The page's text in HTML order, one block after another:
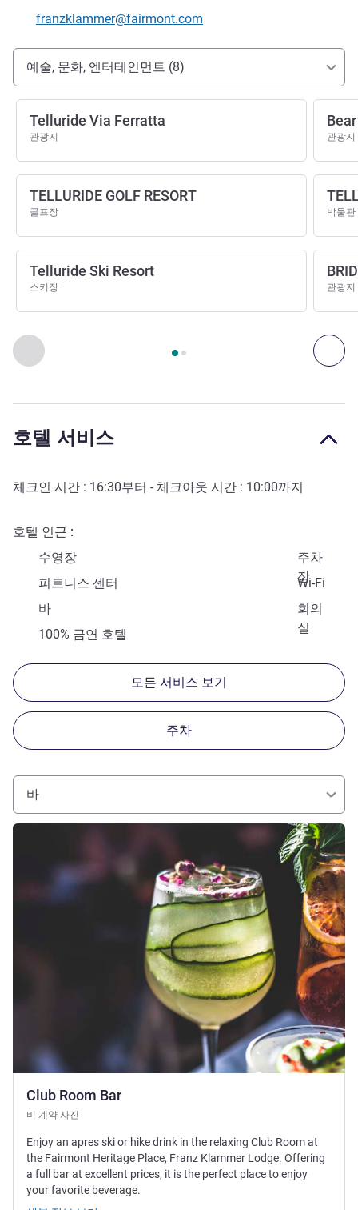
E-mail
franzklammer@fairmont.com
호텔 접근 및 교통
예술, 문화, 엔터테인먼트 (8)
이전 - 예술, 문화, 엔터테인먼트 다
2/ 페이지 , 예술, 문화, 엔터테인먼트 1 :, 예술, 문화, 엔터테인
Telluride Via Ferratta
관광지
TELLURIDE GOLF RESORT
골프장
Telluride Ski Resort
스키장
관광지
박물관
관광지
호텔 서비스
체크인 시간 : 16:30부터 - 체크아웃 시간 : 10:00까지
호텔 인근
수영장
주차
장
피트니스 센터
Wi-Fi
바
회의
실
100% 금연 호텔
모든 서비스 보기
주차
바
Club Room Bar
비 계약 사진
세부 정보 보기
Enjoy an apres ski or hike drink in the relaxing Club Room at
the Fairmont Heritage Place, Franz Klammer Lodge. Offering
a full bar at excellent prices, it is the perfect place to enjoy
your favorite beverage.